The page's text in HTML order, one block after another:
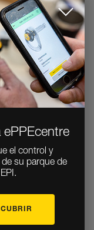
ePPEcentre
el control y
su parque de
EPI.
gestión de cookies
Cada usuario debe haber
utilización de los equipos